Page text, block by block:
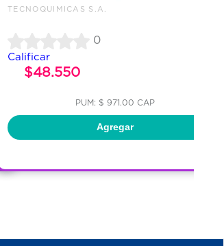
TECNOQUIMICAS S.A.
0
Calificar
$48.550
PUM: $ 971.00 CAP
Agregar